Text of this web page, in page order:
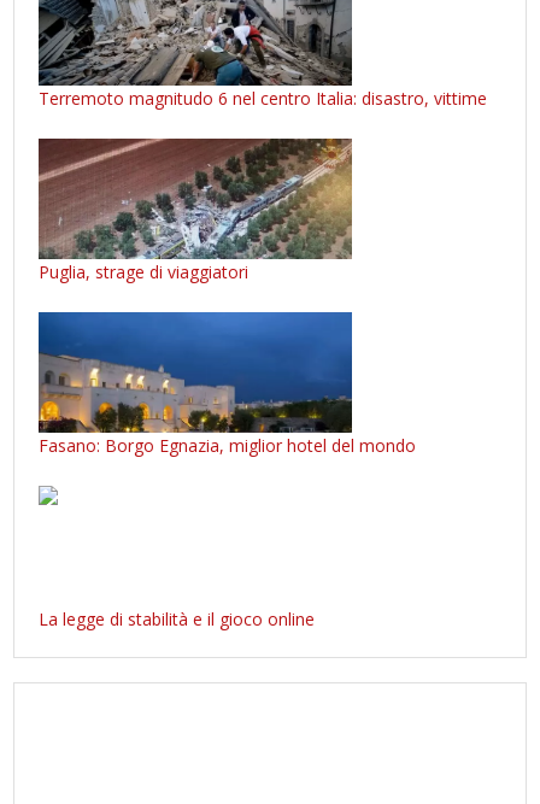
Terremoto magnitudo 6 nel centro Italia: disastro, vittime
Puglia, strage di viaggiatori
Fasano: Borgo Egnazia, miglior hotel del mondo
La legge di stabilità e il gioco online